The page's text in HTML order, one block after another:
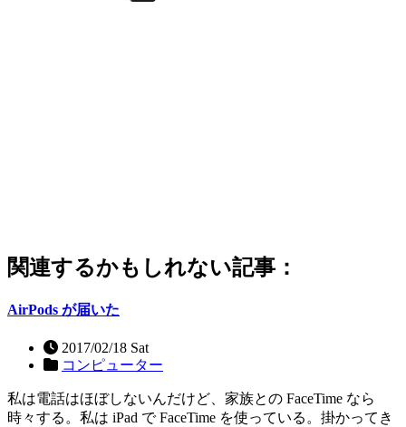
関連するかもしれない記事：
AirPods が届いた
2017/02/18 Sat
コンピューター
私は電話はほぼしないんだけど、家族との FaceTime なら
時々する。私は iPad で FaceTime を使っている。掛かってき